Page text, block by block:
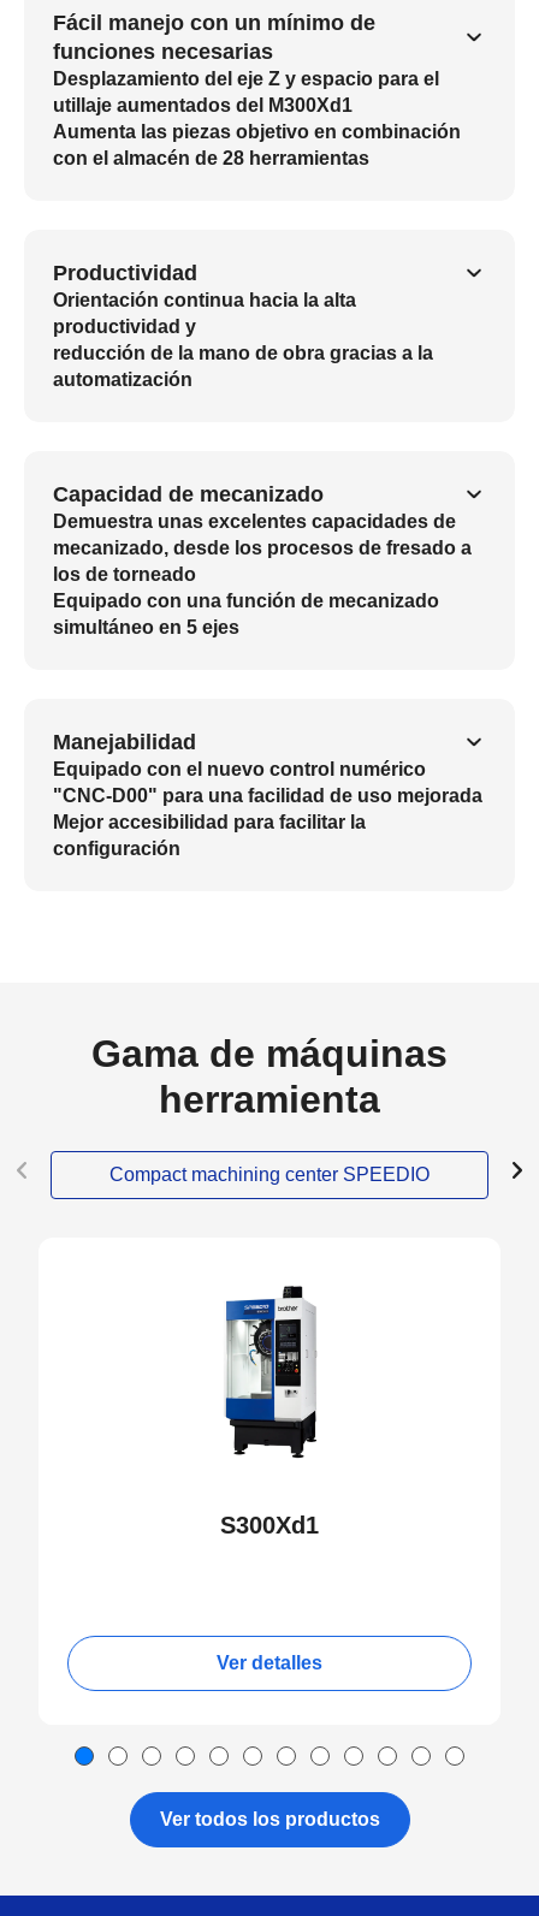
Fácil manejo con un mínimo de
funciones necesarias
Desplazamiento del eje Z y espacio para el
utillaje aumentados del M300Xd1
Aumenta las piezas objetivo en combinación
con el almacén de 28 herramientas
Productividad
Orientación continua hacia la alta
productividad y
reducción de la mano de obra gracias a la
automatización
Capacidad de mecanizado
Demuestra unas excelentes capacidades de
mecanizado, desde los procesos de fresado a
los de torneado
Equipado con una función de mecanizado
simultáneo en 5 ejes
Manejabilidad
Equipado con el nuevo control numérico
"CNC-D00" para una facilidad de uso mejorada
Mejor accesibilidad para facilitar la
configuración
Gama de máquinas
herramienta
Compact machining center SPEEDIO
S300Xd1
Ver detalles
Ver todos los productos